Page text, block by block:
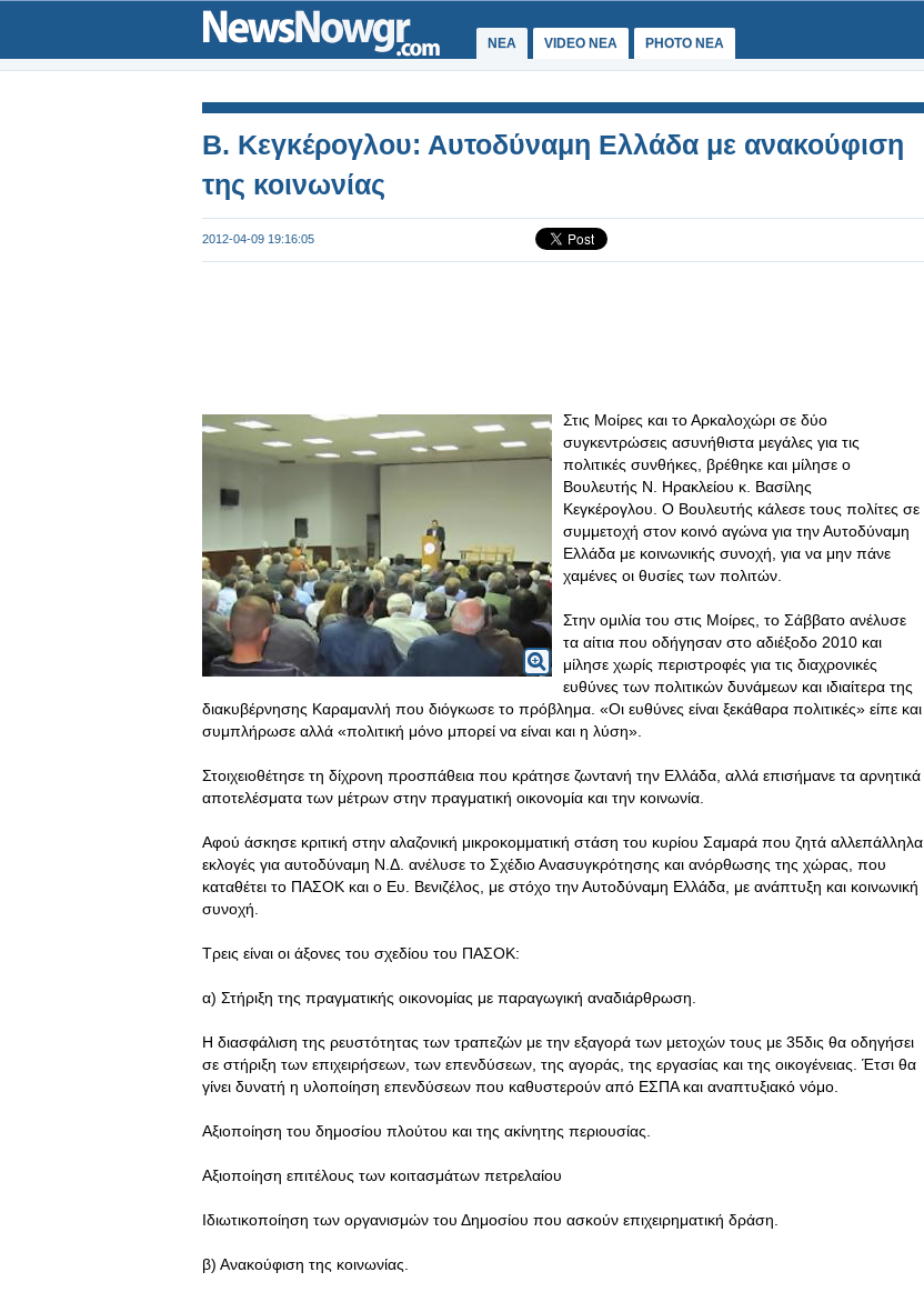
ΝΕΑ VIDEO NEA PHOTO NEA
Β. Κεγκέρογλου: Αυτοδύναμη Ελλάδα με ανακούφιση
της κοινωνίας
2012-04-09 19:16:05
Στις Μοίρες και το Αρκαλοχώρι σε δύο
συγκεντρώσεις ασυνήθιστα μεγάλες για τις
πολιτικές συνθήκες, βρέθηκε και μίλησε ο
Βουλευτής Ν. Ηρακλείου κ. Βασίλης
Κεγκέρογλου. Ο Βουλευτής κάλεσε τους πολίτες σε
συμμετοχή στον κοινό αγώνα για την Αυτοδύναμη
Ελλάδα με κοινωνικής συνοχή, για να μην πάνε
χαμένες οι θυσίες των πολιτών.
Στην ομιλία του στις Μοίρες, το Σάββατο ανέλυσε
τα αίτια που οδήγησαν στο αδιέξοδο 2010 και
μίλησε χωρίς περιστροφές για τις διαχρονικές
ευθύνες των πολιτικών δυνάμεων και ιδιαίτερα της
διακυβέρνησης Καραμανλή που διόγκωσε το πρόβλημα. «Οι ευθύνες είναι ξεκάθαρα πολιτικές» είπε και
συμπλήρωσε αλλά «πολιτική μόνο μπορεί να είναι και η λύση».
Στοιχειοθέτησε τη δίχρονη προσπάθεια που κράτησε ζωντανή την Ελλάδα, αλλά επισήμανε τα αρνητικά
αποτελέσματα των μέτρων στην πραγματική οικονομία και την κοινωνία.
Αφού άσκησε κριτική στην αλαζονική μικροκομματική στάση του κυρίου Σαμαρά που ζητά αλλεπάλληλα
εκλογές για αυτοδύναμη Ν.Δ. ανέλυσε το Σχέδιο Ανασυγκρότησης και ανόρθωσης της χώρας, που
καταθέτει το ΠΑΣΟΚ και ο Ευ. Βενιζέλος, με στόχο την Αυτοδύναμη Ελλάδα, με ανάπτυξη και κοινωνική
συνοχή.
Τρεις είναι οι άξονες του σχεδίου του ΠΑΣΟΚ:
α) Στήριξη της πραγματικής οικονομίας με παραγωγική αναδιάρθρωση.
Η διασφάλιση της ρευστότητας των τραπεζών με την εξαγορά των μετοχών τους με 35δις θα οδηγήσει
σε στήριξη των επιχειρήσεων, των επενδύσεων, της αγοράς, της εργασίας και της οικογένειας. Έτσι θα
γίνει δυνατή η υλοποίηση επενδύσεων που καθυστερούν από ΕΣΠΑ και αναπτυξιακό νόμο.
Αξιοποίηση του δημοσίου πλούτου και της ακίνητης περιουσίας.
Αξιοποίηση επιτέλους των κοιτασμάτων πετρελαίου
Ιδιωτικοποίηση των οργανισμών του Δημοσίου που ασκούν επιχειρηματική δράση.
β) Ανακούφιση της κοινωνίας.